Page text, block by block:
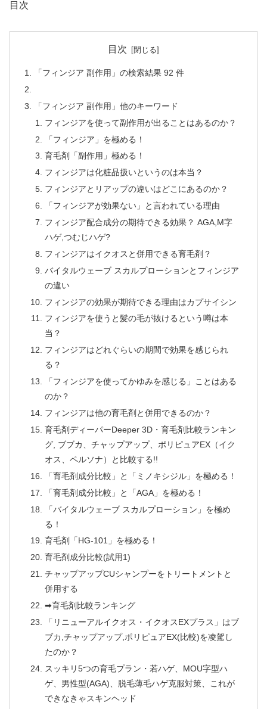
目次
目次
「フィンジア 副作用」の検索結果 92 件
「フィンジア 副作用」他のキーワード
フィンジアを使って副作用が出ることはあるのか？
「フィンジア」を極める！
育毛剤「副作用」極める！
フィンジアは化粧品扱いというのは本当？
フィンジアとリアップの違いはどこにあるのか？
「フィンジアが効果ない」と言われている理由
フィンジア配合成分の期待できる効果？ AGA,M字
ハゲ,つむじハゲ?
フィンジアはイクオスと併用できる育毛剤？
バイタルウェーブ スカルプローションとフィンジア
の違い
フィンジアの効果が期待できる理由はカプサイシン
フィンジアを使うと髪の毛が抜けるという噂は本
当？
フィンジアはどれぐらいの期間で効果を感じられ
る？
「フィンジアを使ってかゆみを感じる」ことはある
のか？
フィンジアは他の育毛剤と併用できるのか？
育毛剤ディーパーDeeper 3D・育毛剤比較ランキン
グ, ブブカ、チャップアップ、ポリピュアEX（イク
オス、ペルソナ）と比較する!!
「育毛剤成分比較」と「ミノキシジル」を極める！
「育毛剤成分比較」と「AGA」を極める！
「バイタルウェーブ スカルプローション」を極め
る！
育毛剤「HG-101」を極める！
育毛剤成分比較(試用1)
チャップアップCUシャンプーをトリートメントと
併用する
➡育毛剤比較ランキング
「リニューアルイクオス・イクオスEXプラス」はブ
ブカ,チャップアップ,ポリピュアEX(比較)を凌駕し
たのか？
スッキリ5つの育毛プラン・若ハゲ、MOU字型ハ
ゲ、男性型(AGA)、脱毛薄毛ハゲ克服対策、これが
できなきゃスキンヘッド